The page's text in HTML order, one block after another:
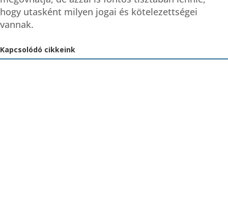
hogy utasként milyen jogai és kötelezettségei
vannak.
Kapcsolódó cikkeink